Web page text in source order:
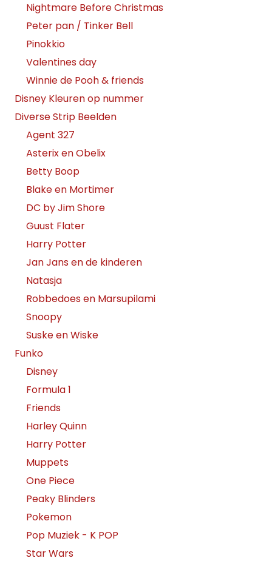
Nightmare Before Christmas
Peter pan / Tinker Bell
Pinokkio
Valentines day
Winnie de Pooh & friends
Disney Kleuren op nummer
Diverse Strip Beelden
Agent 327
Asterix en Obelix
Betty Boop
Blake en Mortimer
DC by Jim Shore
Guust Flater
Harry Potter
Jan Jans en de kinderen
Natasja
Robbedoes en Marsupilami
Snoopy
Suske en Wiske
Funko
Disney
Formula 1
Friends
Harley Quinn
Harry Potter
Muppets
One Piece
Peaky Blinders
Pokemon
Pop Muziek - K POP
Star Wars